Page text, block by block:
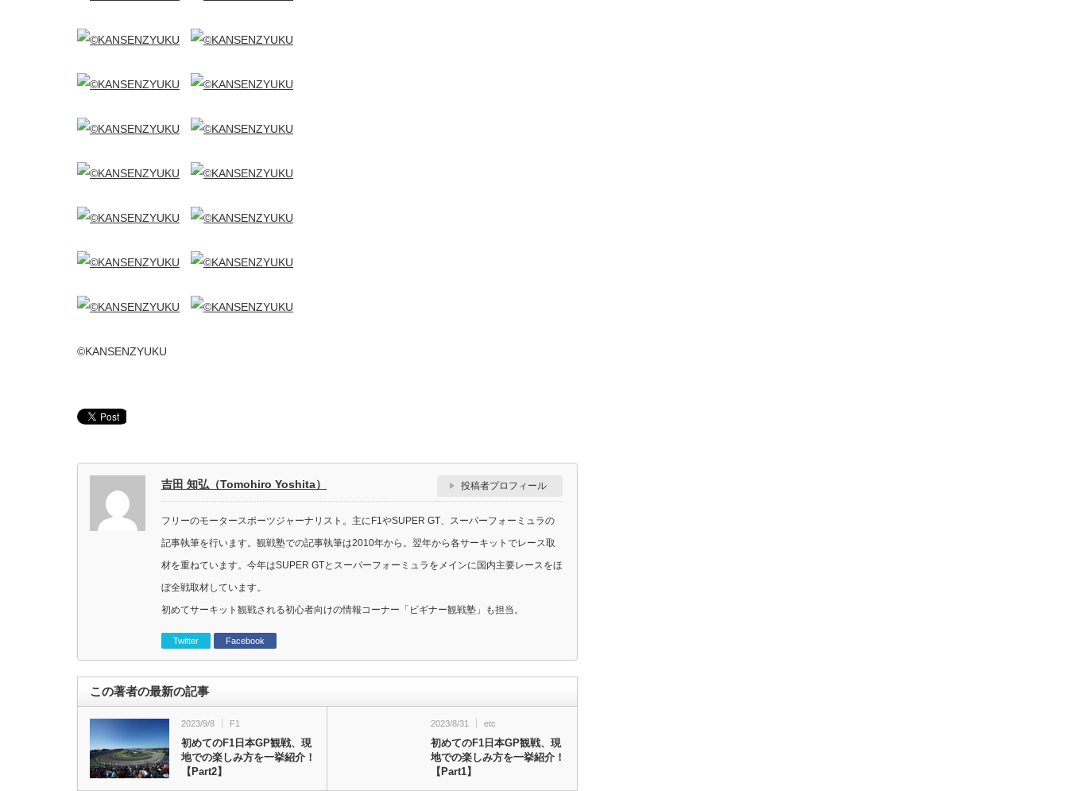
©KANSENZYUKU
吉田 知弘（Tomohiro Yoshita） 投稿者プロフィール
フリーのモータースポーツジャーナリスト。主にF1やSUPER GT、スーパーフォーミュラの
記事執筆を行います。観戦塾での記事執筆は2010年から。翌年から各サーキットでレース取
材を重ねています。今年はSUPER GTとスーパーフォーミュラをメインに国内主要レースをほ
ぼ全戦取材しています。
初めてサーキット観戦される初心者向けの情報コーナー「ビギナー観戦塾」も担当。
Twitter Facebook
この著者の最新の記事
2023/9/8 F1
初めてのF1日本GP観戦、現
地での楽しみ方を一挙紹介！
【Part2】
2023/8/31 etc
初めてのF1日本GP観戦、現
地での楽しみ方を一挙紹介！
【Part1】